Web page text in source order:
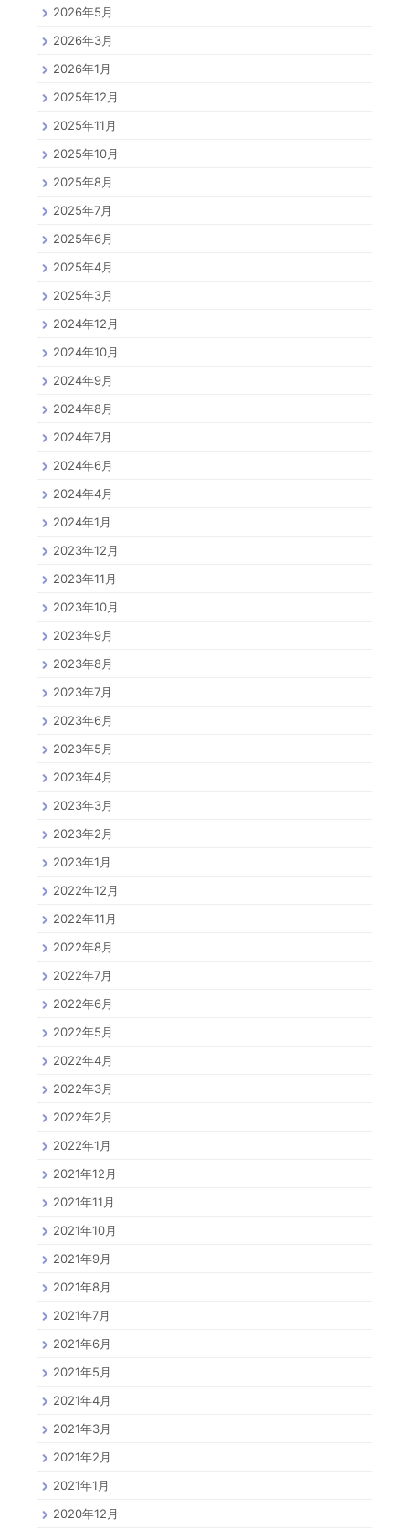
2026年5月
2026年3月
2026年1月
2025年12月
2025年11月
2025年10月
2025年8月
2025年7月
2025年6月
2025年4月
2025年3月
2024年12月
2024年10月
2024年9月
2024年8月
2024年7月
2024年6月
2024年4月
2024年1月
2023年12月
2023年11月
2023年10月
2023年9月
2023年8月
2023年7月
2023年6月
2023年5月
2023年4月
2023年3月
2023年2月
2023年1月
2022年12月
2022年11月
2022年8月
2022年7月
2022年6月
2022年5月
2022年4月
2022年3月
2022年2月
2022年1月
2021年12月
2021年11月
2021年10月
2021年9月
2021年8月
2021年7月
2021年6月
2021年5月
2021年4月
2021年3月
2021年2月
2021年1月
2020年12月